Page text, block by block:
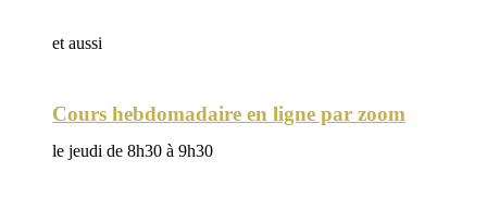
et aussi
Cours hebdomadaire en ligne par zoom
le jeudi de 8h30 à 9h30